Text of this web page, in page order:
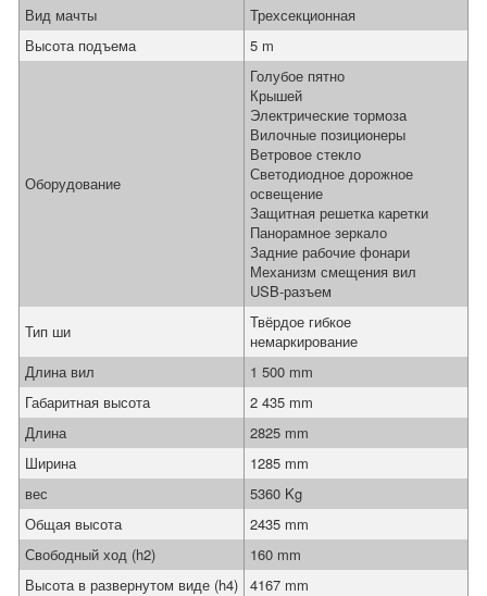
Вид мачты
Трехсекционная
Высота подъема
5 m
Оборудование
Голубое пятно
Крышей
Электрические тормоза
Вилочные позиционеры
Ветровое стекло
Светодиодное дорожное
освещение
Защитная решетка каретки
Панорамное зеркало
Задние рабочие фонари
Механизм смещения вил
USB-разъем
Тип ши
Твёрдое гибкое
немаркирование
Длина вил
1 500 mm
Габаритная высота
2 435 mm
Длина
2825 mm
Ширина
1285 mm
вес
5360 Kg
Общая высота
2435 mm
Свободный ход (h2)
160 mm
Высота в развернутом виде (h4) 4167 mm